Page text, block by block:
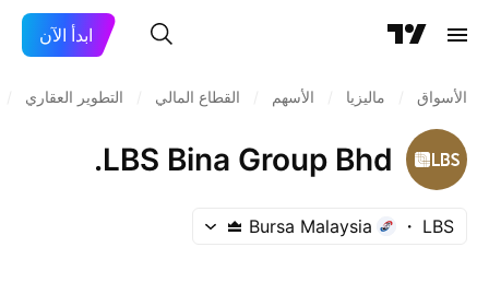
ابدأ الآن
الأسواق ماليزيا الأسهم القطاع المالي التطوير العقاري
LBS Bina Group Bhd.
LBS
Bursa Malaysia